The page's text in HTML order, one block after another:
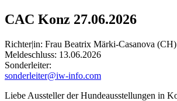
CAC Konz 27.06.2026
Richter|in: Frau Beatrix Märki-Casanova (CH)
Meldeschluss: 13.06.2026
Sonderleiter:
sonderleiter@iw-info.com
Liebe Aussteller der Hundeausstellungen in